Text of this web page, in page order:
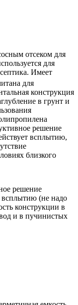
отсеком для
для
Имеет
для
конструкция
в грунт и
решение
всплытию,
близкого
решение
всплытию (не надо
конструкции в
и в пучинистых